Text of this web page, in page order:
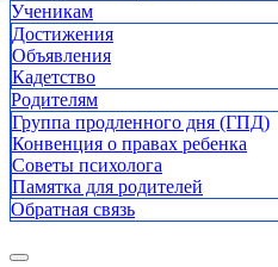
Ученикам
Достижения
Объявления
Кадетство
Родителям
Группа продленного дня (ГПД)
Конвенция о правах ребенка
Советы психолога
Памятка для родителей
Обратная связь